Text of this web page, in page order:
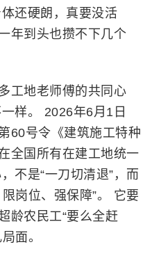
还硬朗，真要没活
年到头也攒不下几个
工地老师傅的共同心
样。 2026年6月1日
60号令《建筑施工特种
全国所有在建工地统一
不是“一刀切清退”，而
岗位、强保障”。 它要
龄农民工“要么全赶
面。